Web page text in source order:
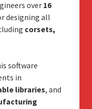
over 16
designing all
corsets,
software
in
libraries, and